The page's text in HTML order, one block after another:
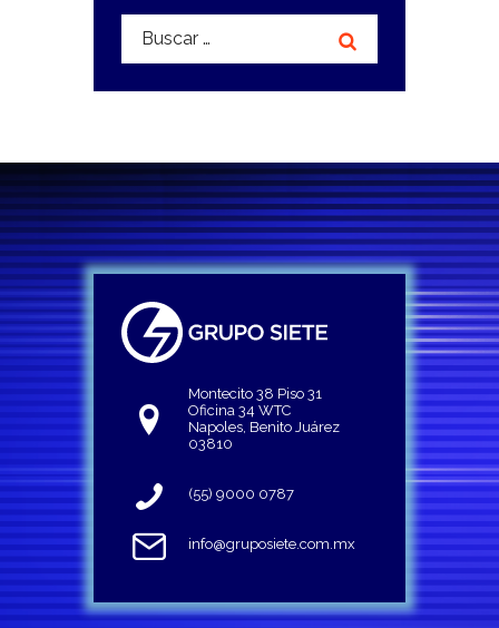
Buscar:
Montecito 38 Piso 31
Oficina 34 WTC
Napoles, Benito Juárez
03810
(55) 9000 0787
info@gruposiete.com.mx